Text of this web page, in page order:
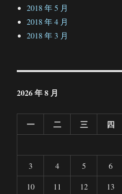
2018 年 5 月
2018 年 4 月
2018 年 3 月
2026 年 8 月
一 二 三 四
3
4 5 6
10
11 12 13